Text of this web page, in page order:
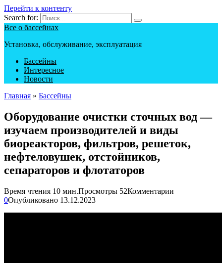
Перейти к контенту
Search for:
Все о бассейнах
Установка, обслуживание, эксплуатация
Бассейны
Интересное
Новости
Главная » Бассейны
Оборудование очистки сточных вод —
изучаем производителей и виды
биореакторов, фильтров, решеток,
нефтеловушек, отстойников,
сепараторов и флотаторов
Время чтения 10 мин.Просмотры 52Комментарии
0Опубликовано 13.12.2023